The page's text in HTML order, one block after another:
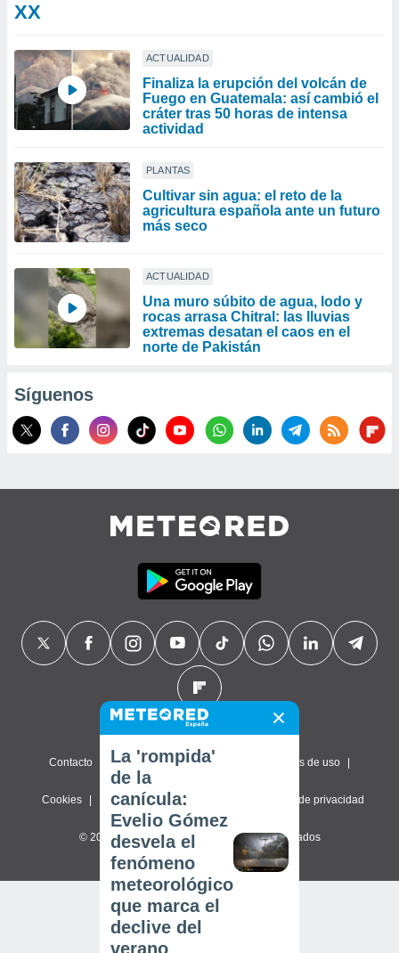
XX
ACTUALIDAD
Finaliza la erupción del volcán de
Fuego en Guatemala: así cambió el
cráter tras 50 horas de intensa
actividad
PLANTAS
Cultivar sin agua: el reto de la
agricultura española ante un futuro
más seco
ACTUALIDAD
Una muro súbito de agua, lodo y
rocas arrasa Chitral: las lluvias
extremas desatan el caos en el
norte de Pakistán
Síguenos
Contacto Sobre nosotros Términos de uso
Cookies Política de privacidad Configuración de privacidad
© 2026 Meteored. Todos los derechos reservados
La 'rompida'
de la
canícula:
Evelio Gómez
desvela el
fenómeno
meteorológico
que marca el
declive del
verano